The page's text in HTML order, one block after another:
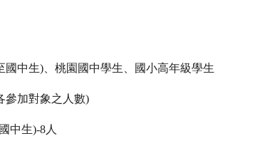
國中生) 、桃園國中學生、國小高年級學生
參加對象之人數)
中生)-8人